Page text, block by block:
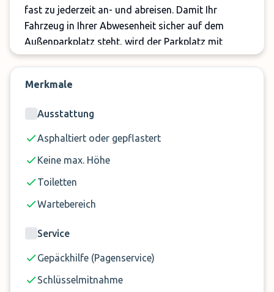
fast zu jederzeit an- und abreisen. Damit Ihr
Fahrzeug in Ihrer Abwesenheit sicher auf dem
Außenparkplatz steht, wird der Parkplatz mit
Überwachungskameras überwacht.
Wichtige Hinweise:
Die Taxifahrt ist nicht in den Buchungskosten
werden.
Merkmale
Ausstattung
Asphaltiert oder gepflastert
Keine max. Höhe
Toiletten
Wartebereich
Service
Gepäckhilfe (Pagenservice)
Schlüsselmitnahme